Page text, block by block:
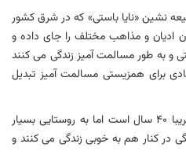
نشین «نایا باستی» که در شرق کشور
ادیان و مذاهب مختلف را جای داده و
و به طور مسالمت آمیز زندگی می کنند
برای همزیستی مسالمت آمیز تبدیل
این گزارش افزود: عمر این روستا تقریبا ۴۰ سال است اما به روستایی بسیار
در کنار هم به خوبی زندگی می کنند و